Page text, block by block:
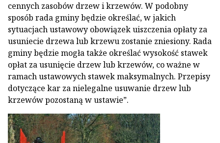
cennych zasobów drzew i krzewów. W podobny
sposób rada gminy będzie określać, w jakich
sytuacjach ustawowy obowiązek uiszczenia opłaty za
usuniecie drzewa lub krzewu zostanie zniesiony. Rada
gminy będzie mogła także określać wysokość stawek
opłat za usunięcie drzew lub krzewów, co ważne w
ramach ustawowych stawek maksymalnych. Przepisy
dotyczące kar za nielegalne usuwanie drzew lub
krzewów pozostaną w ustawie”.